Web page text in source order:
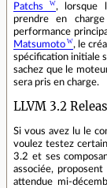
Patchs
, lorsque
prendre en
performance
Matsumoto
, le
spécification initiale
sachez que le
sera pris en charge.
LLVM 3.2
Si vous avez lu le
voulez testez
3.2 et ses
associée,
attendue mi-